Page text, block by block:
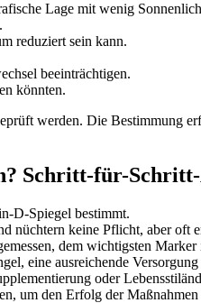
Lage mit wenig
reduziert sein kann.
beeinträchtigen.
könnten.
werden. Die Bestimmung
Schritt-für-
D-Spiegel bestimmt.
nüchtern keine Pflicht, aber oft
dem wichtigsten Marker
eine ausreichende
oder
um den Erfolg der Maßnahmen